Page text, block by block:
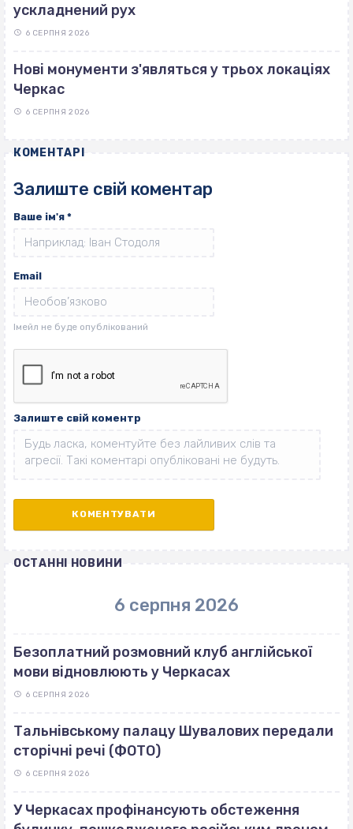
ускладнений рух
6 СЕРПНЯ 2026
Нові монументи з'являться у трьох локаціях
Черкас
6 СЕРПНЯ 2026
КОМЕНТАРІ
Залиште свій коментар
Ваше ім'я *
Email
Залиште свій коментр
ОСТАННІ НОВИНИ
6 серпня 2026
Безоплатний розмовний клуб англійської
мови відновлюють у Черкасах
6 СЕРПНЯ 2026
Тальнівському палацу Шувалових передали
сторічні речі (ФОТО)
6 СЕРПНЯ 2026
У Черкасах профінансують обстеження